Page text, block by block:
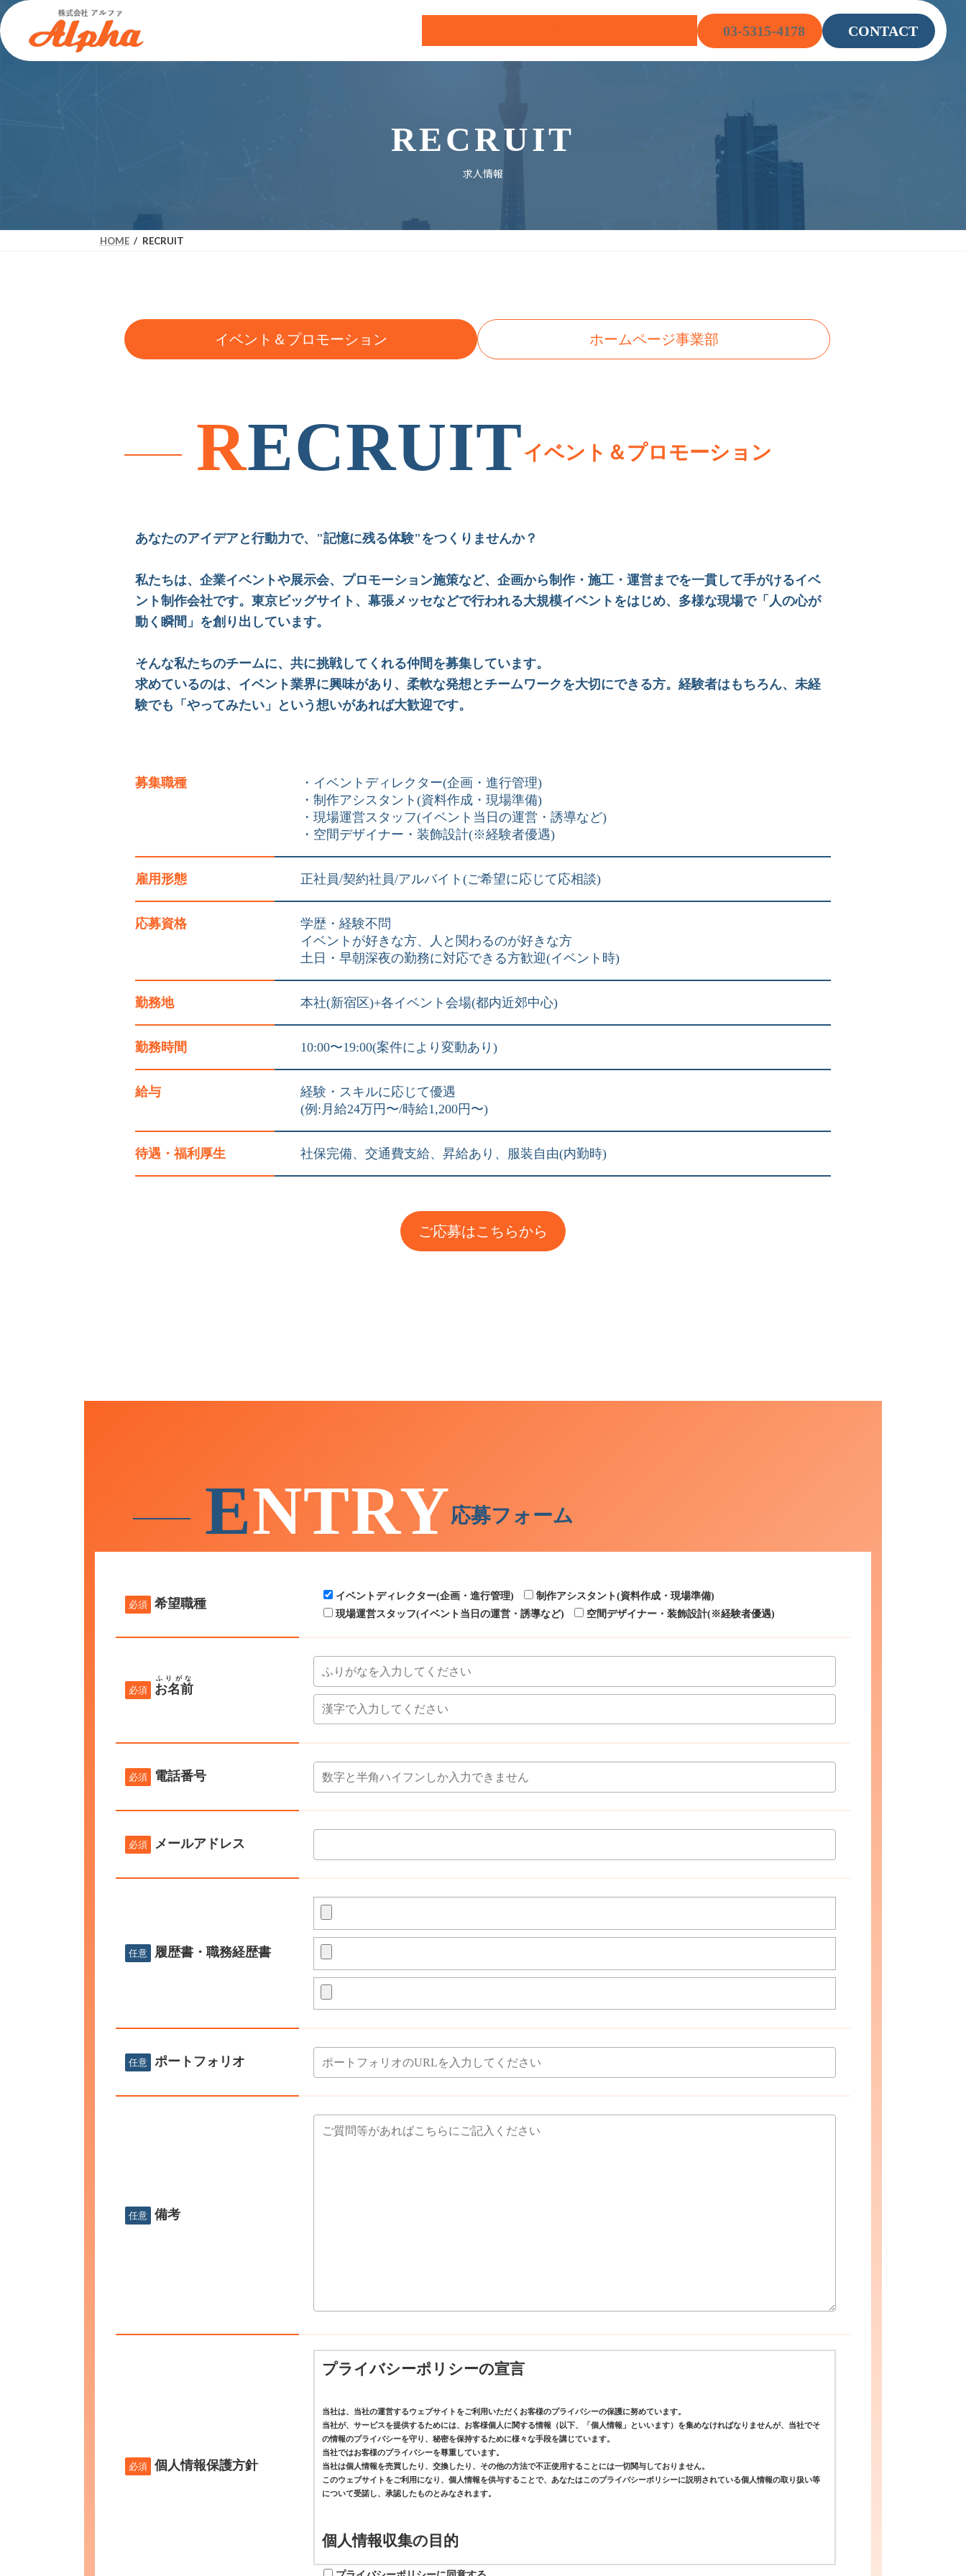
コ
ン
テ
ナ
ビ
ゲ
RECRUIT 03-5315-4178
グ
ル
CONTACT
グ
ル
RECRUIT
求人情報
HOME RECRUIT
イベント＆プロモーション ホームページ事業部
RECRUITイベント＆プロモーション
あなたのアイデアと行動力で、"記憶に残る体験"をつくりませんか？
私たちは、企業イベントや展示会、プロモーション施策など、企画から制作・施工・運営までを一貫して手がけるイベ
ント制作会社です。東京ビッグサイト、幕張メッセなどで行われる大規模イベントをはじめ、多様な現場で「人の心が
動く瞬間」を創り出しています。
そんな私たちのチームに、共に挑戦してくれる仲間を募集しています。
求めているのは、イベント業界に興味があり、柔軟な発想とチームワークを大切にできる方。経験者はもちろん、未経
験でも「やってみたい」という想いがあれば大歓迎です。
募集職種
・イベントディレクター(企画・進行管理)
・制作アシスタント(資料作成・現場準備)
・現場運営スタッフ(イベント当日の運営・誘導など)
・空間デザイナー・装飾設計(※経験者優遇)
雇用形態 正社員/契約社員/アルバイト(ご希望に応じて応相談)
応募資格
学歴・経験不問
イベントが好きな方、人と関わるのが好きな方
土日・早朝深夜の勤務に対応できる方歓迎(イベント時)
勤務地 本社(新宿区)+各イベント会場(都内近郊中心)
勤務時間 10:00〜19:00(案件により変動あり)
給与
経験・スキルに応じて優遇
(例:月給24万円〜/時給1,200円〜)
待遇・ 福利厚生 社保完備、交通費支給、昇給あり、服装自由(内勤時)
ご応募はこちらから
ENTRY応募フォーム
このフィールドは空のままにしてください。
必須 希望職種
イベントディレクター(企画・進行管理)
制作アシスタント(資料作成・現場準備)
現場運営スタッフ(イベント当日の運営・誘導など)
空間デザイナー・装飾設計(※経験者優遇)
必須 お名前
ふりがな
必須 電話番号
必須 メールアドレス
任意 履歴書・職務経歴書
任意 ポートフォリオ
任意 備考
必須 個人情報保護方針
プライバシーポリシーの宣言
当社は、当社の運営するウェブサイトをご利用いただくお客様のプライバシーの保護に努めています。
当社が、サービスを提供するためには、お客様個人に関する情報（以下、「個人情報」といいます）を集めなければなりませんが、当社でそ
の情報のプライバシーを守り、秘密を保持するために様々な手段を講じています。
当社ではお客様のプライバシーを尊重しています。
当社は個人情報を売買したり、交換したり、その他の方法で不正使用することには一切関与しておりません。
このウェブサイトをご利用になり、個人情報を供与することで、あなたはこのプライバシーポリシーに説明されている個人情報の取り扱い等
について受諾し、承認したものとみなされます。
個人情報収集の目的